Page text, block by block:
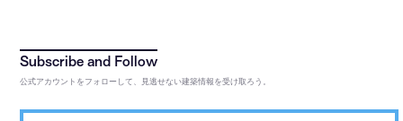
公式アカウントをフォローして、見逃せない建築情報を受け取ろう。